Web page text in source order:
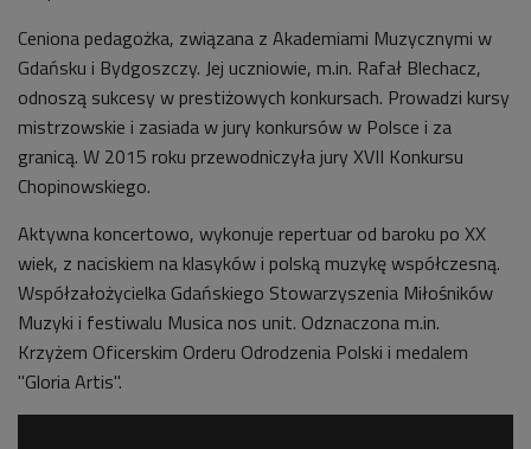
Ceniona pedagożka, związana z Akademiami Muzycznymi w
Gdańsku i Bydgoszczy. Jej uczniowie, m.in. Rafał Blechacz,
odnoszą sukcesy w prestiżowych konkursach. Prowadzi kursy
mistrzowskie i zasiada w jury konkursów w Polsce i za
granicą. W 2015 roku przewodniczyła jury XVII Konkursu
Chopinowskiego.
Aktywna koncertowo, wykonuje repertuar od baroku po XX
wiek, z naciskiem na klasyków i polską muzykę współczesną.
Współzałożycielka Gdańskiego Stowarzyszenia Miłośników
Muzyki i festiwalu Musica nos unit. Odznaczona m.in.
Krzyżem Oficerskim Orderu Odrodzenia Polski i medalem
"Gloria Artis".